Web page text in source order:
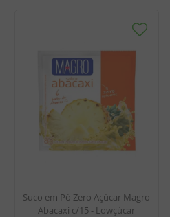
Suco em Pó Zero Açúcar Magro
Abacaxi c/15 - Lowçúcar